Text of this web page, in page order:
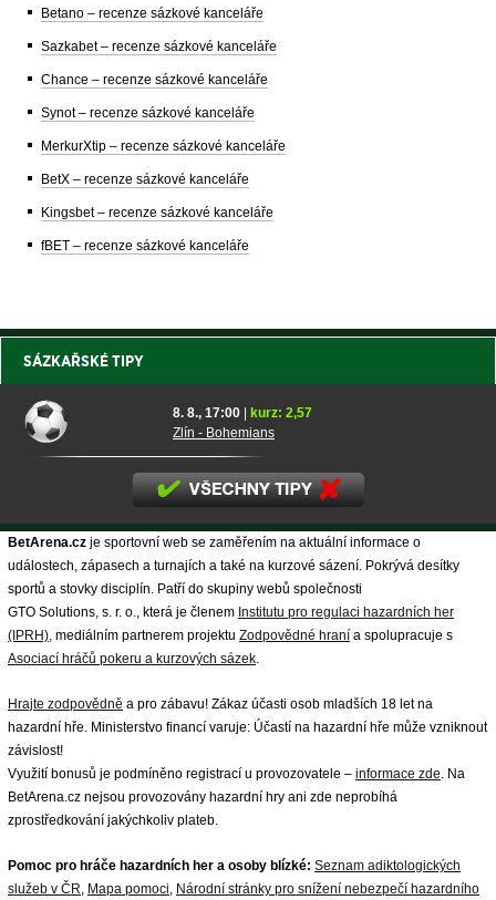
Betano – recenze sázkové kanceláře
Sazkabet – recenze sázkové kanceláře
Chance – recenze sázkové kanceláře
Synot – recenze sázkové kanceláře
MerkurXtip – recenze sázkové kanceláře
BetX – recenze sázkové kanceláře
Kingsbet – recenze sázkové kanceláře
fBET – recenze sázkové kanceláře
SÁZKAŘSKÉ TIPY
8. 8., 17:00 | kurz: 2,57
Zlín - Bohemians
BetArena.cz je sportovní web se zaměřením na aktuální informace o
událostech, zápasech a turnajích a také na kurzové sázení. Pokrývá desítky
sportů a stovky disciplín. Patří do skupiny webů společnosti
GTO Solutions, s. r. o., která je členem Institutu pro regulaci hazardních her
(IPRH), mediálním partnerem projektu Zodpovědné hraní a spolupracuje s
Asociací hráčů pokeru a kurzových sázek.
Hrajte zodpovědně a pro zábavu! Zákaz účasti osob mladších 18 let na
hazardní hře. Ministerstvo financí varuje: Účastí na hazardní hře může vzniknout
závislost!
Využití bonusů je podmíněno registrací u provozovatele – informace zde. Na
BetArena.cz nejsou provozovány hazardní hry ani zde neprobíhá
zprostředkování jakýchkoliv plateb.
Pomoc pro hráče hazardních her a osoby blízké: Seznam adiktologických
služeb v ČR, Mapa pomoci, Národní stránky pro snížení nebezpečí hazardního